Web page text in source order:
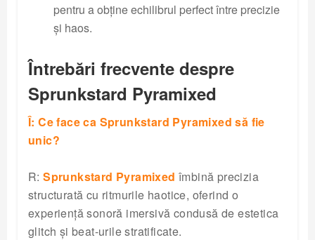
pentru a obține echilibrul perfect între precizie
și haos.
Întrebări frecvente despre
Sprunkstard Pyramixed
Î: Ce face ca Sprunkstard Pyramixed să fie
unic?
R:Sprunkstard Pyramixed îmbină precizia
structurată cu ritmurile haotice, oferind o
experiență sonoră imersivă condusă de estetica
glitch și beat-urile stratificate.